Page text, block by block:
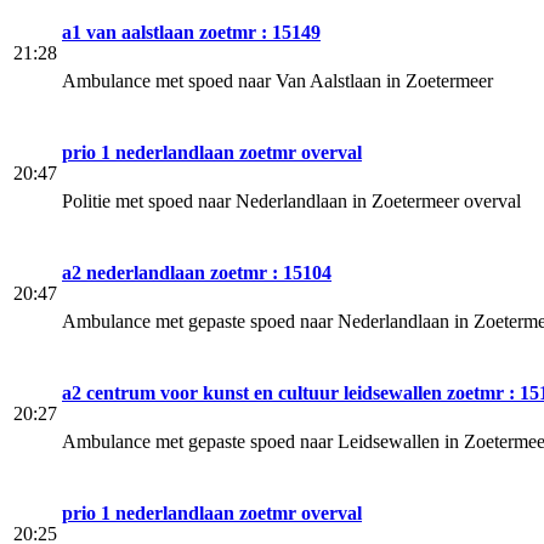
21:28
a1 van aalstlaan zoetmr : 15149
Ambulance met spoed naar Van Aalstlaan in Zoetermeer
20:47
prio 1 nederlandlaan zoetmr overval
Politie met spoed naar Nederlandlaan in Zoetermeer overval
20:47
a2 nederlandlaan zoetmr : 15104
Ambulance met gepaste spoed naar Nederlandlaan in
20:27
a2 centrum voor kunst en cultuur leidsewallen zoetmr :
Ambulance met gepaste spoed naar Leidsewallen in
20:25
prio 1 nederlandlaan zoetmr overval